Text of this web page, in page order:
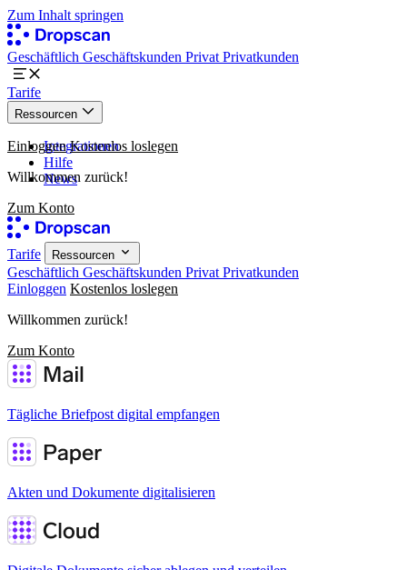
Zum Inhalt springen
Geschäftlich Geschäftskunden Privat Privatkunden
Tarife
Ressourcen
Integrationen
Hilfe
News
Einloggen Kostenlos loslegen
Willkommen zurück!
Zum Konto
Tarife Ressourcen
Geschäftlich Geschäftskunden Privat Privatkunden
Einloggen Kostenlos loslegen
Willkommen zurück!
Zum Konto
Tägliche Briefpost digital empfangen
Akten und Dokumente digitalisieren